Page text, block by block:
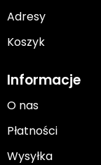
Adresy
Koszyk
Informacje
O nas
Płatności
Wysyłka